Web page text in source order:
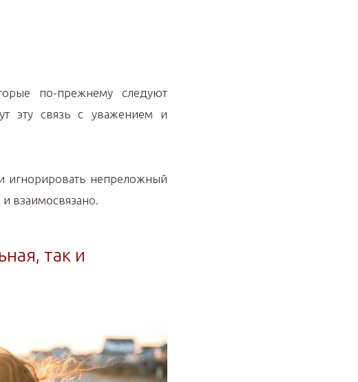
по-прежнему следуют
эту связь с уважением и
игнорировать непреложный
взаимосвязано.
так и